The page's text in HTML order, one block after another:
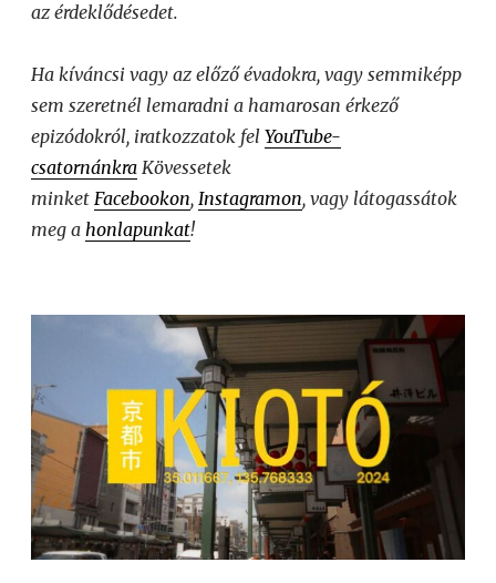
az érdeklődésedet.
Ha kíváncsi vagy az előző évadokra, vagy semmiképp
sem szeretnél lemaradni a hamarosan érkező
epizódokról, iratkozzatok fel YouTube-
csatornánkra Kövessetek
minket Facebookon, Instagramon, vagy látogassátok
meg a honlapunkat!